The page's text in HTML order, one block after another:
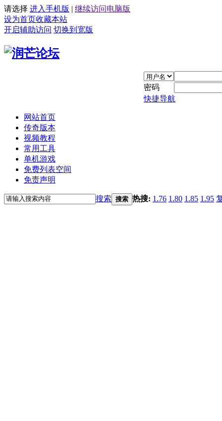
请选择 进入手机版 | 继续访问电脑版
设为首页收藏本站
开启辅助访问 切换到宽版
密码
快捷导航
网站首页
传奇版本
视频教程
常用工具
单机游戏
免费列表空间
免责声明
搜索 搜索 热搜: 1.76 1.80 1.85 1.95